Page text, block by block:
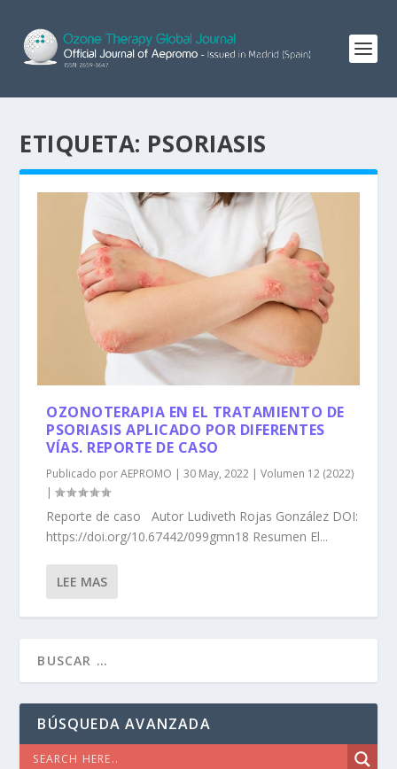
ETIQUETA: PSORIASIS
OZONOTERAPIA EN EL TRATAMIENTO DE
PSORIASIS APLICADO POR DIFERENTES
VÍAS. REPORTE DE CASO
Publicado porAEPROMO |30 May, 2022 |Volumen 12 (2022)
|
Reporte de caso Autor Ludiveth Rojas González DOI:
https://doi.org/10.67442/099gmn18 Resumen El...
LEE MAS
BÚSQUEDA AVANZADA